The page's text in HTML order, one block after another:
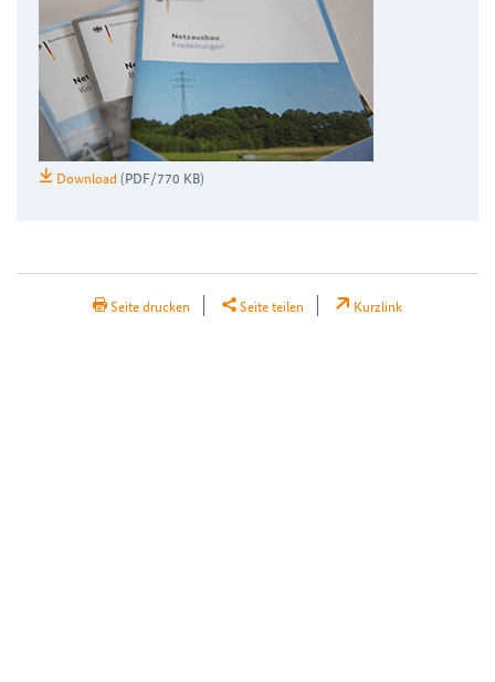
Download(PDF/770 KB)
Seite drucken Seite teilen Kurzlink